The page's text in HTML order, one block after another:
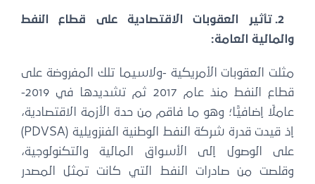
2. تأثير العقوبات الاقتصادية على قطاع النفط
والمالية العامة:
مثلت العقوبات الأمريكية -ولاسيما تلك المفروضة على
قطاع النفط منذ عام 2017 ثم تشديدها في 2019-
عاملًا إضافيًّا؛ وهو ما فاقم من حدة الأزمة الاقتصادية،
إذ قيدت قدرة شركة النفط الوطنية الفنزويلية (PDVSA)
على الوصول إلى الأسواق المالية والتكنولوجية،
وقلصت من صادرات النفط التي كانت تمثل المصدر